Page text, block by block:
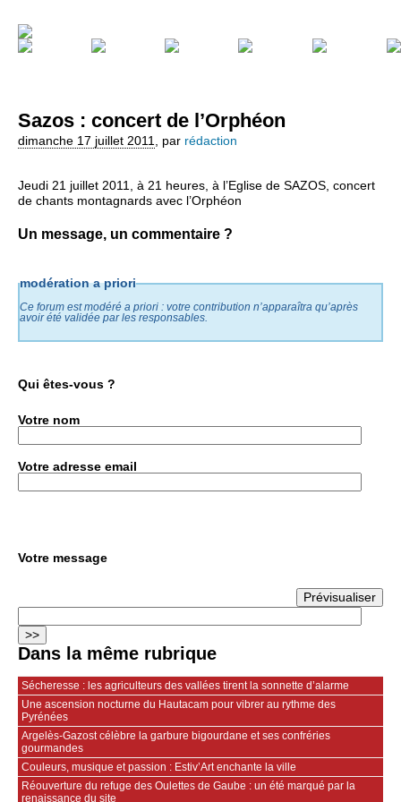
Sazos : concert de l’Orphéon
dimanche 17 juillet 2011 par rédaction
Jeudi 21 juillet 2011, à 21 heures, à l’Eglise de SAZOS, concert
de chants montagnards avec l’Orphéon
Un message, un commentaire ?
modération a priori
Ce forum est modéré a priori : votre contribution n’apparaîtra qu’après
avoir été validée par les responsables.
Qui êtes-vous ?
Votre nom
Votre adresse email
Votre message
Dans la même rubrique
Sécheresse : les agriculteurs des vallées tirent la sonnette d’alarme
Une ascension nocturne du Hautacam pour vibrer au rythme des
Pyrénées
Argelès-Gazost célèbre la garbure bigourdane et ses confréries
gourmandes
Couleurs, musique et passion : Estiv’Art enchante la ville
Réouverture du refuge des Oulettes de Gaube : un été marqué par la
renaissance du site